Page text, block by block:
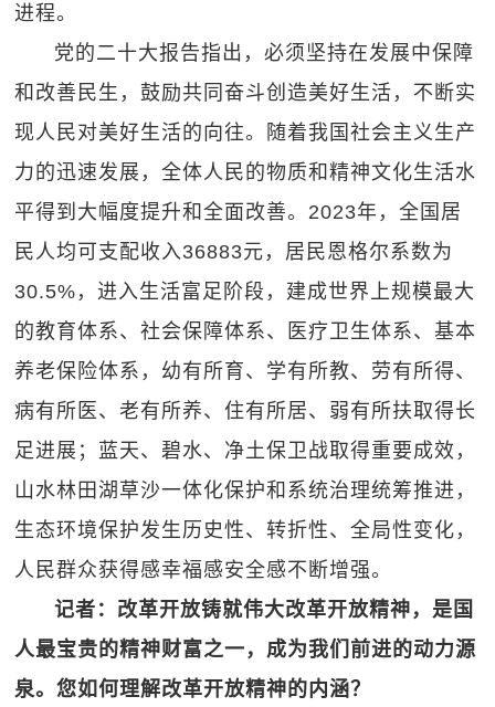
进程。
党的二十大报告指出，必须坚持在发展中保障
和改善民生，鼓励共同奋斗创造美好生活，不断实
现人民对美好生活的向往。随着我国社会主义生产
力的迅速发展，全体人民的物质和精神文化生活水
平得到大幅度提升和全面改善。2023年，全国居
民人均可支配收入36883元，居民恩格尔系数为
30.5%，进入生活富足阶段，建成世界上规模最大
的教育体系、社会保障体系、医疗卫生体系、基本
养老保险体系，幼有所育、学有所教、劳有所得、
病有所医、老有所养、住有所居、弱有所扶取得长
足进展；蓝天、碧水、净土保卫战取得重要成效，
山水林田湖草沙一体化保护和系统治理统筹推进，
生态环境保护发生历史性、转折性、全局性变化，
人民群众获得感幸福感安全感不断增强。
记者：改革开放铸就伟大改革开放精神，是国
人最宝贵的精神财富之一，成为我们前进的动力源
泉。您如何理解改革开放精神的内涵？